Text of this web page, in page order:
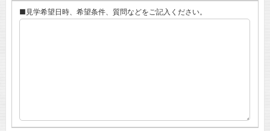
■見学希望日時、希望条件、質問などをご記入ください。